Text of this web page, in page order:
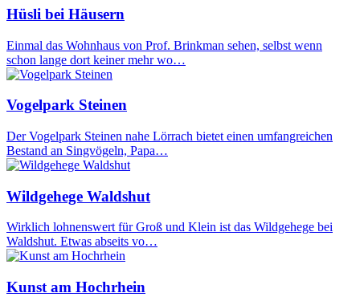
Hüsli bei Häusern
Einmal das Wohnhaus von Prof. Brinkman sehen, selbst wenn
schon lange dort keiner mehr wo…
Vogelpark Steinen
Der Vogelpark Steinen nahe Lörrach bietet einen umfangreichen
Bestand an Singvögeln, Papa…
Wildgehege Waldshut
Wirklich lohnenswert für Groß und Klein ist das Wildgehege bei
Waldshut. Etwas abseits vo…
Kunst am Hochrhein